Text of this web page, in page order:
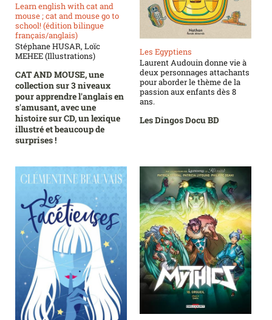
Learn english with cat and
mouse ; cat and mouse go to
school! (édition bilingue
français/anglais)
Stéphane HUSAR, Loïc
MEHEE (Illustrations)
CAT AND MOUSE, une
collection sur 3 niveaux
pour apprendre l'anglais en
s'amusant, avec une
histoire sur CD, un lexique
illustré et beaucoup de
surprises !
Les Egyptiens
Laurent Audouin donne vie à
deux personnages attachants
pour aborder le thème de la
passion aux enfants dès 8
ans.
Les Dingos Docu BD